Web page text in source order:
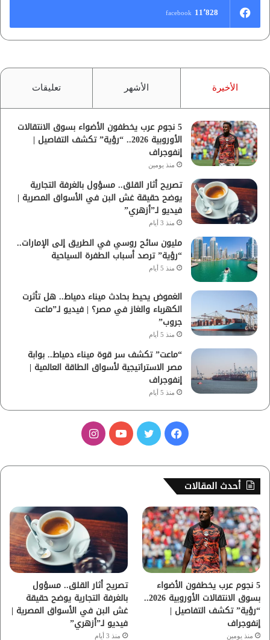
11٬828 facebook
الأخيرة الأشهر تعليقات
5 نجوم عرب يخطفون الأضواء بسوق الانتقالات
الأوروبية 2026.. “رؤية” تكشف التفاصيل |
إنفوجراف
منذ يومين
تصريح أثار القلق.. مسؤول بالغرفة التجارية
يوضح حقيقة غش البن في الأسواق المصرية |
فيديو لـ”أزهري”
منذ 3 أيام
مليون سائح روسي في الطريق إلى الإمارات..
“رؤية” ترصد أسباب الطفرة السياحية
منذ 5 أيام
الغموض يحيط بحادث ميناء دمياط.. هل تأثرت
الكهرباء والغاز في مصر؟ | فيديو لـ”ماعت
جروب”
منذ 5 أيام
“ماعت” تكشف سر قوة ميناء دمياط.. بوابة
مصر الاستراتيجية لأسواق الطاقة العالمية |
إنفوجراف
منذ 5 أيام
س
ب
و
ك
ر
ي
و
ب
ت
ق
ر
ا
م
أحدث المقالات
5 نجوم عرب يخطفون الأضواء
بسوق الانتقالات الأوروبية 2026..
“رؤية” تكشف التفاصيل |
إنفوجراف
منذ يومين
تصريح أثار القلق.. مسؤول
بالغرفة التجارية يوضح حقيقة
غش البن في الأسواق المصرية |
فيديو لـ”أزهري”
منذ 3 أيام